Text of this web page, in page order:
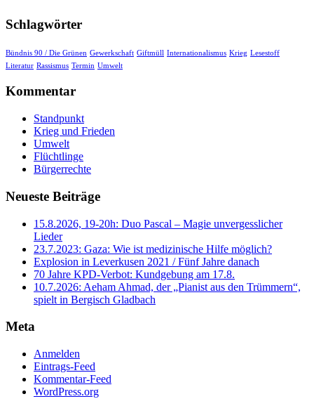
Schlagwörter
Bündnis 90 / Die Grünen Gewerkschaft Giftmüll Internationalismus Krieg Lesestoff
Literatur Rassismus Termin Umwelt
Kommentar
Standpunkt
Krieg und Frieden
Umwelt
Flüchtlinge
Bürgerrechte
Neueste Beiträge
15.8.2026, 19-20h: Duo Pascal – Magie unvergesslicher
Lieder
23.7.2023: Gaza: Wie ist medizinische Hilfe möglich?
Explosion in Leverkusen 2021 / Fünf Jahre danach
70 Jahre KPD‑Verbot: Kundgebung am 17.8.
10.7.2026: Aeham Ahmad, der „Pianist aus den Trümmern“,
spielt in Bergisch Gladbach
Meta
Anmelden
Eintrags-Feed
Kommentar-Feed
WordPress.org